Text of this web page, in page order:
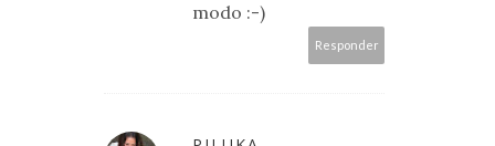
modo :-)
Responder